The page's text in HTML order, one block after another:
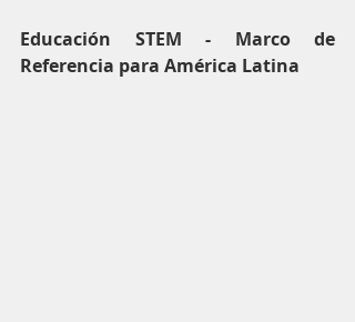
Educación STEM - Marco de
Referencia para América Latina